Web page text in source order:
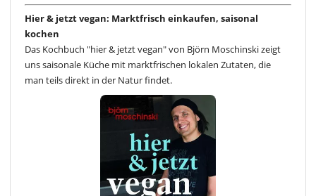
Hier & jetzt vegan: Marktfrisch einkaufen, saisonal
kochen
Das Kochbuch "hier & jetzt vegan" von Björn Moschinski zeigt
uns saisonale Küche mit marktfrischen lokalen Zutaten, die
man teils direkt in der Natur findet.